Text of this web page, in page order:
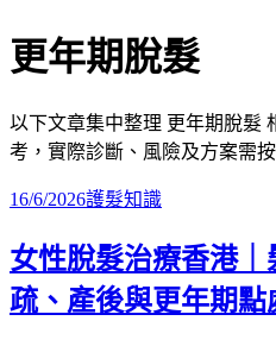
更年期脫髮
以下文章集中整理 更年期脫髮
考，實際診斷、風險及方案需
16/6/2026護髮知識
女性脫髮治療香港
疏、產後與更年期點